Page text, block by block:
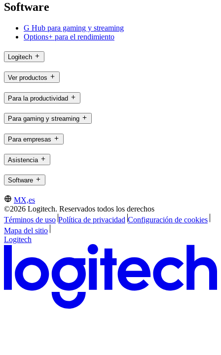
Software
G Hub para gaming y streaming
Options+ para el rendimiento
Logitech
Ver productos
Para la productividad
Para gaming y streaming
Para empresas
Asistencia
Software
MX,es
©2026 Logitech. Reservados todos los derechos
Términos de uso Política de privacidad Configuración de cookies
Mapa del sitio
Logitech